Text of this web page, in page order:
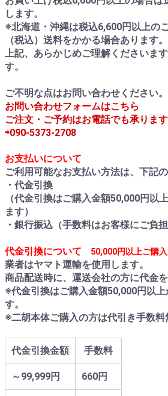
します。
※北海道・沖縄は税込6,600円以上の
（税込）送料をかかる場合あります。
上記、あらかじめご理解くださいま
す。
ご不明な点はお問い合わせください。
お問い合わせフォームはこちら
ご注文・ご予約はお電話でも承ります
⇨090-5373-2708
お支払いについて
ご利用可能なお支払い方法は、下記の
・代金引換
（代金引換はご購入金額50,000円以
ます）
・銀行振込（手数料はお客様にご負
代金引換について 50,000円以上ご購
業者はヤマト運輸を使用します。
商品配送時に、運送会社の方に代金
※代金引換はご購入金額50,000円以
す。
※二胡本体ご購入の方は代引き手数料
代金引換金額 手数料
～99,999円 660円